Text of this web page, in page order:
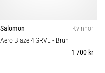
Salomon
Kvinnor
Aero Blaze 4 GRVL - Brun
1 700 kr